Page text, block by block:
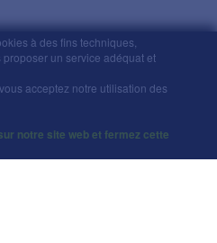
à des fins techniques,
un service adéquat et
acceptez notre utilisation des
notre site web et fermez cette
Nantes / Devacom 2026
pour la santé, à